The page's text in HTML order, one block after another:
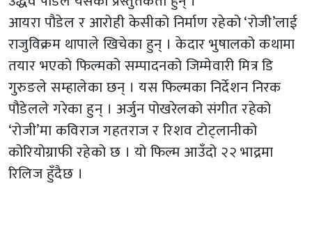
आयरा पौडेल र आरोही केसीको निर्माण रहेको ‘रोजी’लाई
राजुविक्रम थापाले खिचेका हुन् । केदार भुषालको कथामा
तयार भएको फिल्मको सम्पादनको जिम्मेवारी मित्र डि
गुरुङले सम्हालेका छन् । यस फिल्मका निर्देशन निरक
पौडेलले गरेका हुन् । अर्जुन पोखरेलको संगीत रहेको
‘रोजी’मा कविराज गहतराज र रिशव टोट्लानीको
कोरियोग्राफी रहेको छ । यो फिल्म आउँदो २२ भाद्रमा
रिलिज हुँदैछ ।